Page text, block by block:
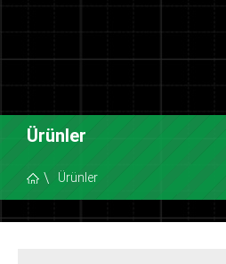
Ürünler
Ürünler
Copyright © 2018